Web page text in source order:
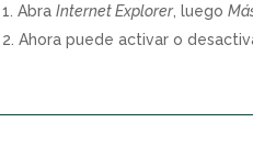
AbraInternet Explorer, luego
Ahora puede activar o